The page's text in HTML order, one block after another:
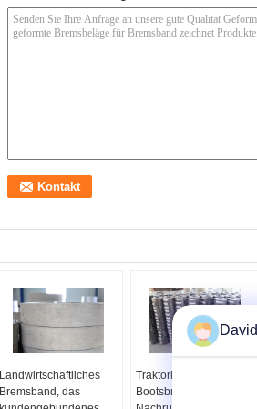
Landwirtschaftliches
Bremsband, das
Traktorkrane
Bootsbremsband
David